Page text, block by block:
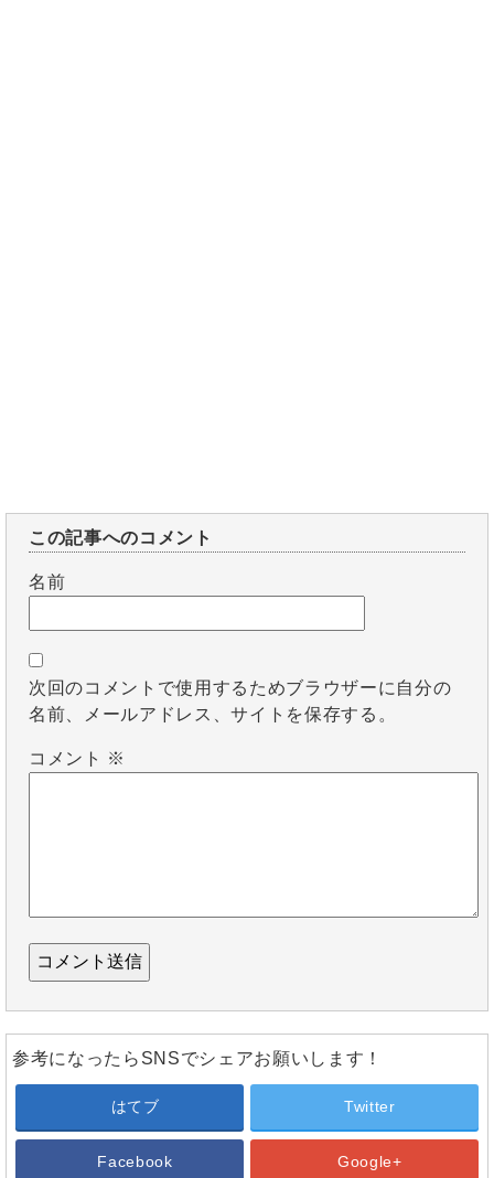
この記事へのコメント
名前
次回のコメントで使用するためブラウザーに自分の
名前、メールアドレス、サイトを保存する。
コメント ※
参考になったらSNSでシェアお願いします！
はてブ Twitter
Facebook Google+